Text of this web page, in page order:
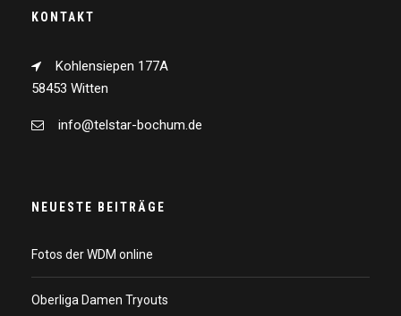
KONTAKT
Kohlensiepen 177A
58453 Witten
info@telstar-bochum.de
NEUESTE BEITRÄGE
Fotos der WDM online
Oberliga Damen Tryouts